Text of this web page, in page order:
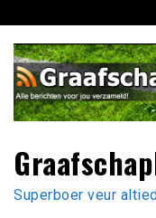
naar
inhoud
Superboer veur